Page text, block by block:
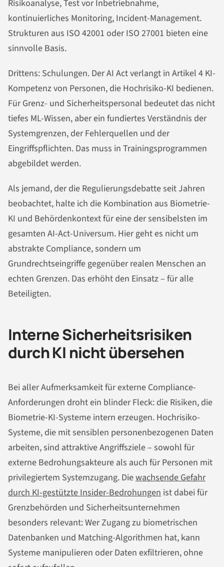
Risikoanalyse, Test vor Inbetriebnahme,
kontinuierliches Monitoring, Incident-Management.
Strukturen aus ISO 42001 oder ISO 27001 bieten eine
sinnvolle Basis.
Drittens: Schulungen. Der AI Act verlangt in Artikel 4 KI-
Kompetenz von Personen, die Hochrisiko-KI bedienen.
Für Grenz- und Sicherheitspersonal bedeutet das nicht
tiefes ML-Wissen, aber ein fundiertes Verständnis der
Systemgrenzen, der Fehlerquellen und der
Eingriffspflichten. Das muss in Trainingsprogrammen
abgebildet werden.
Als jemand, der die Regulierungsdebatte seit Jahren
beobachtet, halte ich die Kombination aus Biometrie-
KI und Behördenkontext für eine der sensibelsten im
gesamten AI-Act-Universum. Hier geht es nicht um
abstrakte Compliance, sondern um
Grundrechtseingriffe gegenüber realen Menschen an
echten Grenzen. Das erhöht den Einsatz – für alle
Beteiligten.
Interne Sicherheitsrisiken
durch KI nicht übersehen
Bei aller Aufmerksamkeit für externe Compliance-
Anforderungen droht ein blinder Fleck: die Risiken, die
Biometrie-KI-Systeme intern erzeugen. Hochrisiko-
Systeme, die mit sensiblen personenbezogenen Daten
arbeiten, sind attraktive Angriffsziele – sowohl für
externe Bedrohungsakteure als auch für Personen mit
privilegiertem Systemzugang. Diewachsende Gefahr
durch KI-gestützte Insider-Bedrohungen ist dabei für
Grenzbehörden und Sicherheitsunternehmen
besonders relevant: Wer Zugang zu biometrischen
Datenbanken und Matching-Algorithmen hat, kann
Systeme manipulieren oder Daten exfiltrieren, ohne